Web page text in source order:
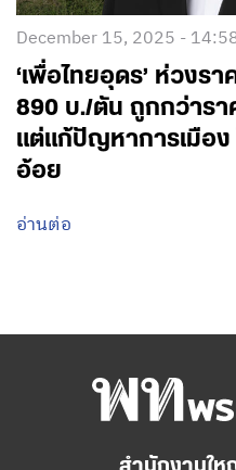
December 15, 2025 -
‘เพื่อไทยอุดร’ ห่วงร
890 บ./ตัน ถูกกว่ารา
แต่แก้ปัญหาการเมือง
อ้อย
อ่านต่อ